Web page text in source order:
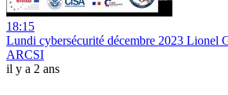
18:15
Lundi cybersécurité décembre 2023 Lionel
ARCSI
il y a 2 ans